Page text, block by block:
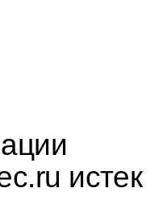
истек